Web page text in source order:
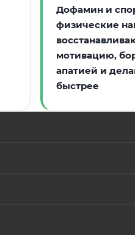
Дофамин и
физические
мотивацию,
апатией и
быстрее